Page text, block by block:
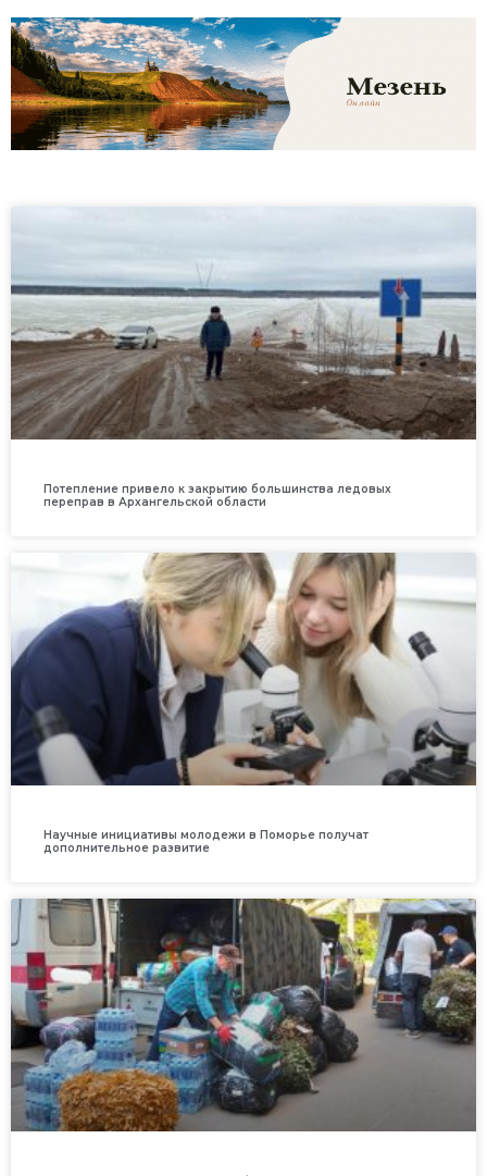
Потепление привело к закрытию большинства ледовых
переправ в Архангельской области
Научные инициативы молодежи в Поморье получат
дополнительное развитие